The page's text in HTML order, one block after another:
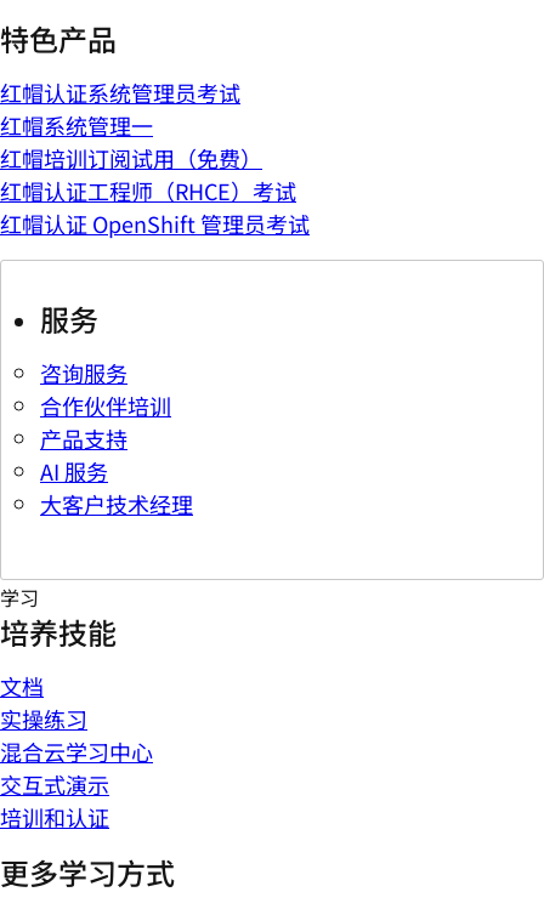
特色产品
红帽认证系统管理员考试
红帽系统管理一
红帽培训订阅试用（免费）
红帽认证工程师（RHCE）考试
红帽认证 OpenShift 管理员考试
服务
咨询服务
合作伙伴培训
产品支持
AI 服务
大客户技术经理
学习
培养技能
文档
实操练习
混合云学习中心
交互式演示
培训和认证
更多学习方式